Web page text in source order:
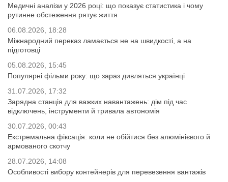
Медичні аналізи у 2026 році: що показує статистика і чому
рутинне обстеження рятує життя
06.08.2026, 18:28
Міжнародний переказ ламається не на швидкості, а на
підготовці
05.08.2026, 15:45
Популярні фільми року: що зараз дивляться українці
31.07.2026, 17:32
Зарядна станція для важких навантажень: дім під час
відключень, інструменти й тривала автономія
30.07.2026, 00:43
Екстремальна фіксація: коли не обійтися без алюмінієвого й
армованого скотчу
28.07.2026, 14:08
Особливості вибору контейнерів для перевезення вантажів